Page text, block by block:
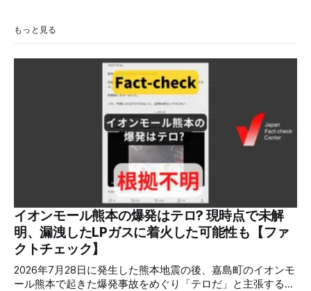
もっと見る
イオンモール熊本の爆発はテロ? 現時点で未解
明、漏洩したLPガスに着火した可能性も【ファ
クトチェック】
2026年7月28日に発生した熊本地震の後、嘉島町のイオンモ
ール熊本で起きた爆発事故をめぐり「テロだ」と主張する投